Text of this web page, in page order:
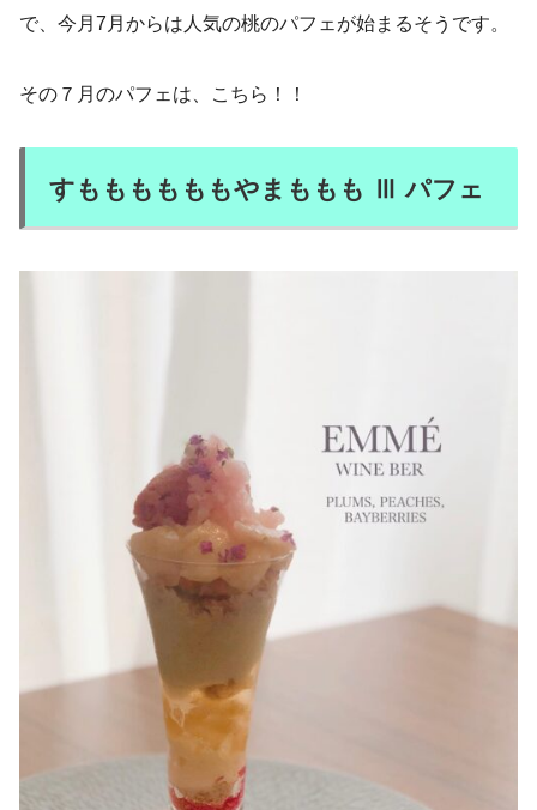
で、今月7月からは人気の桃のパフェが始まるそうです。
その７月のパフェは、こちら！！
すももももももやまももも Ⅲ パフェ